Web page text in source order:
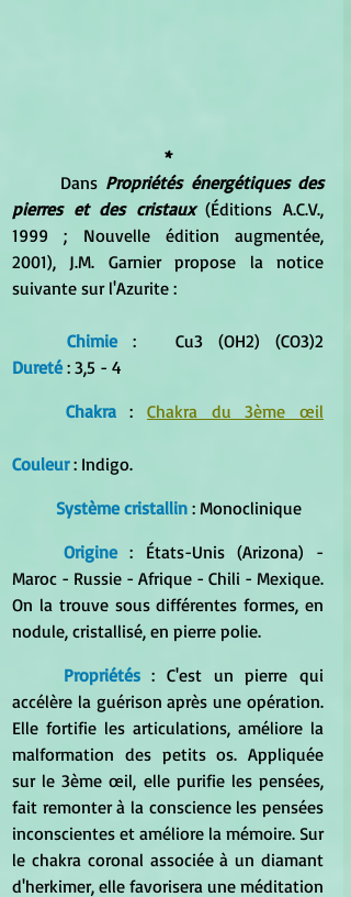
*
	Dans
Propriétés énergétiques des
pierres et des cristaux (Éditions A.C.V.,
1999 ; Nouvelle édition augmentée,
2001), J.M. Garnier propose la notice
suivante sur l'Azurite :
Chimie
Dureté : 3,5 - 4
Chakra : Chakra du 3ème œil
Couleur : Indigo.
	Système cristallin
: Monoclinique
Origine : États-Unis (Arizona) -
Maroc - Russie - Afrique - Chili - Mexique.
On la trouve sous différentes formes, en
nodule, cristallisé, en pierre polie.
	Propriétés
: C'est un pierre qui
accélère la guérison après une opération.
Elle fortifie les articulations, améliore la
malformation des petits os. Appliquée
sur le 3ème œil, elle purifie les pensées,
fait remonter à la conscience les pensées
inconscientes et améliore la mémoire. Sur
le chakra coronal associée à un diamant
d'herkimer, elle favorisera une méditation